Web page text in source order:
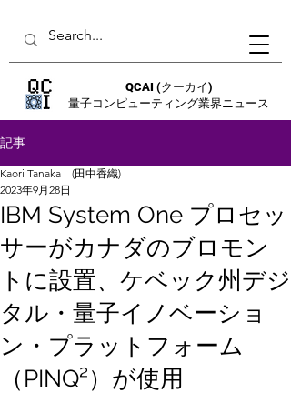
QCAI (クーカイ)
量子コンピューティング業界ニュース
記事
IBM System One プロセッ
サーがカナダのブロモン
トに設置、ケベック州デジ
タル・量子イノベーショ
ン・プラットフォーム
（PINQ²）が使用
Kaori Tanaka (田中香織)
2023年9月28日